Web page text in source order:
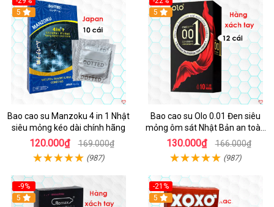
5
Bao cao su Manzoku 4 in 1 Nhật
siêu mỏng kéo dài chính hãng
120.000₫ 169.000₫
(987)
5
Bao cao su Olo 0.01 Đen siêu
mỏng ôm sát Nhật Bản an toàn
10c
130.000₫ 166.000₫
(987)
-9%
5
-21%
5